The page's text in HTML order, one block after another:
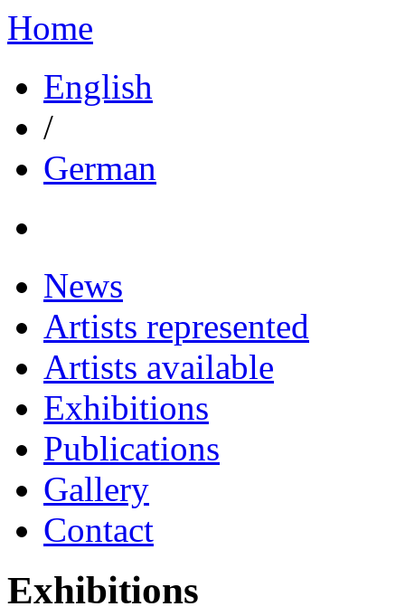
Home
English
/
German
News
Artists represented
Artists available
Exhibitions
Publications
Gallery
Contact
Exhibitions